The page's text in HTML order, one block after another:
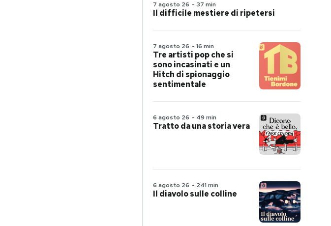
7 agosto 26 - 37 min
Il difficile mestiere di ripetersi
7 agosto 26 - 16 min
Tre artisti pop che si
sono incasinati e un
Hitch di spionaggio
sentimentale
6 agosto 26 - 49 min
Tratto da una storia vera
6 agosto 26 - 241 min
Il diavolo sulle colline